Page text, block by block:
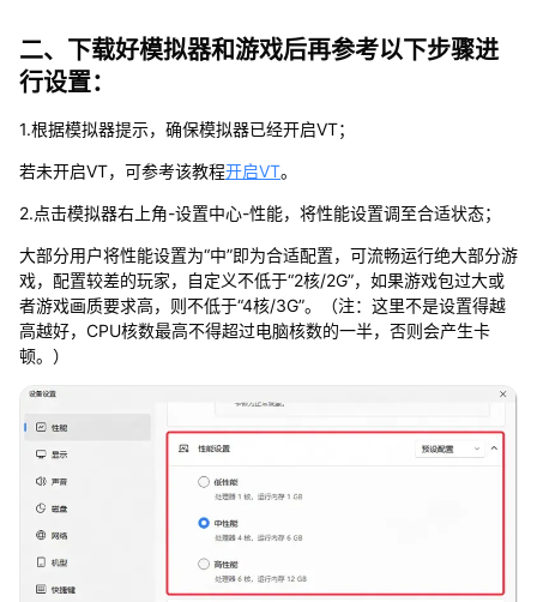
二、下载好模拟器和游戏后再参考以下步骤进
行设置：
1.根据模拟器提示，确保模拟器已经开启VT；
若未开启VT，可参考该教程开启VT。
2.点击模拟器右上角-设置中心-性能，将性能设置调至合适状态；
大部分用户将性能设置为“中”即为合适配置，可流畅运行绝大部分游
戏，配置较差的玩家，自定义不低于“2核/2G”，如果游戏包过大或
者游戏画质要求高，则不低于“4核/3G”。（注：这里不是设置得越
高越好，CPU核数最高不得超过电脑核数的一半，否则会产生卡
顿。）